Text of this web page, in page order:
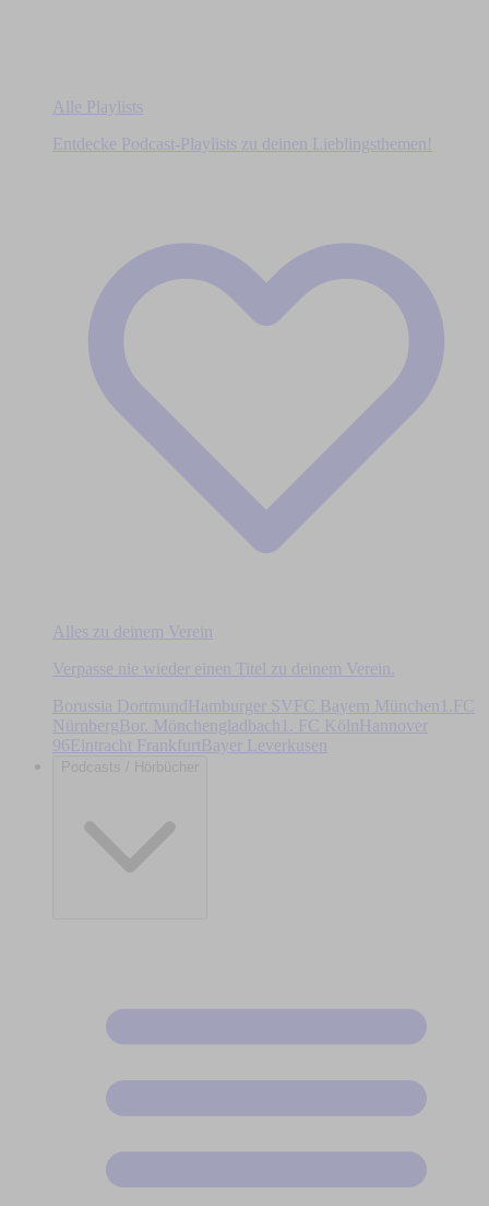
Alle Playlists
Entdecke Podcast-Playlists zu deinen Lieblingsthemen!
Alles zu deinem Verein
Verpasse nie wieder einen Titel zu deinem Verein.
Borussia DortmundHamburger SV FC Bayern München
1.FC
Nürnberg Bor. Mönchengladbach 1. FC Köln
Hannover
96Eintracht Frankfurt Bayer Leverkusen
Podcasts / Hörbücher